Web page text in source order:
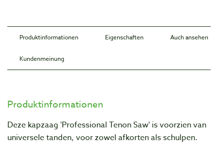
Produktinformationen Eigenschaften Auch ansehen
Kundenmeinung
Produktinformationen
Deze kapzaag 'Professional Tenon Saw' is voorzien van
universele tanden, voor zowel afkorten als schulpen.